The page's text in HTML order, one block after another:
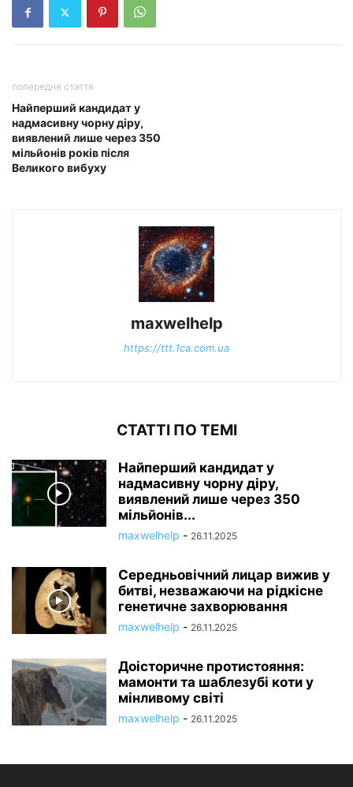
попередня стаття
Найперший кандидат у
надмасивну чорну діру,
виявлений лише через 350
мільйонів років після
Великого вибуху
maxwelhelp
https://ttt.1ca.com.ua
СТАТТІ ПО ТЕМІ
Найперший кандидат у
надмасивну чорну діру,
виявлений лише через 350
мільйонів...
maxwelhelp - 26.11.2025
Середньовічний лицар вижив у
битві, незважаючи на рідкісне
генетичне захворювання
maxwelhelp - 26.11.2025
Доісторичне протистояння:
мамонти та шаблезубі коти у
мінливому світі
maxwelhelp - 26.11.2025